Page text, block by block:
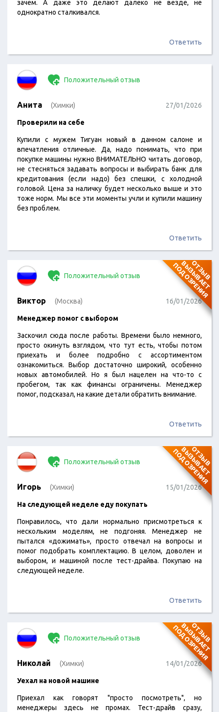
зачем. А даже это делают далеко не везде, не
однократно сталкивался.
Ответить
Положительный отзыв
Анита (Химки) 27/01/2026
Проверили на себе
Купили с мужем Тигуан новый в данном салоне и
впечатления отличные. Да, надо понимать, что при
покупке машины нужно ВНИМАТЕЛЬНО читать договор,
не стесняться задавать вопросы и выбирать банк для
кредитования (если надо) без спешки, с холодной
головой. Цена за наличку будет несколько выше и это
тоже норм. Мы все эти моменты учли и купили машину
без проблем.
Ответить
О
Т
З
Ы
В
В
Ы
З
Ы
В
А
Е
Т
П
О
Д
О
З
Р
Е
Н
И
Я
Положительный отзыв
Виктор (Москва) 16/01/2026
Менеджер помог с выбором
Заскочил сюда после работы. Времени было немного,
просто окинуть взглядом, что тут есть, чтобы потом
приехать и более подробно с ассортиментом
ознакомиться. Выбор достаточно широкий, особенно
новых автомобилей. Но я был нацелен на что-то с
пробегом, так как финансы ограничены. Менеджер
помог, подсказал, на какие детали обратить внимание.
Ответить
О
Т
З
Ы
В
В
Ы
З
Ы
В
А
Е
Т
П
О
Д
О
З
Р
Е
Н
И
Я
Положительный отзыв
Игорь (Химки) 15/01/2026
На следующей неделе еду покупать
Понравилось, что дали нормально присмотреться к
нескольким моделям, не подгоняя. Менеджер не
пытался «дожимать», просто отвечал на вопросы и
помог подобрать комплектацию. В целом, доволен и
выбором, и машиной после тест-драйва. Покупаю на
следующей неделе.
Ответить
О
Т
З
Ы
В
В
Ы
З
Ы
В
А
Е
Т
П
О
Д
О
З
Р
Е
Н
И
Я
Положительный отзыв
Николай (Химки) 14/01/2026
Уехал на новой машине
Приехал как говорят "просто посмотреть", но
менеджеры здесь не промах. Тест-драйв сразу,